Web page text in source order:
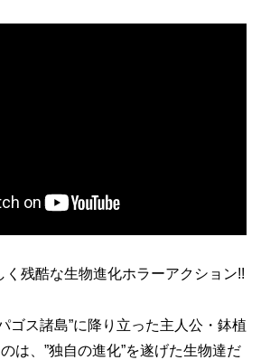
残酷な生物進化ホラーアクション!!
ゴス諸島”に降り立った主人公・鉢植
は、”独自の進化”を遂げた生物達だ